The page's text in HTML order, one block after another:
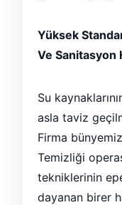
Yüksek
Ve Sanitasyon
Su
asla taviz
Firma
Temizliği
tekniklerinin
dayanan birer